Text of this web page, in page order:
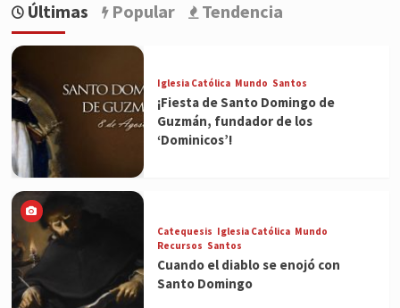
Últimas Popular Tendencia
Iglesia Católica Mundo Santos
¡Fiesta de Santo Domingo de
Guzmán, fundador de los
‘Dominicos’!
Catequesis Iglesia Católica Mundo
Recursos Santos
Cuando el diablo se enojó con
Santo Domingo